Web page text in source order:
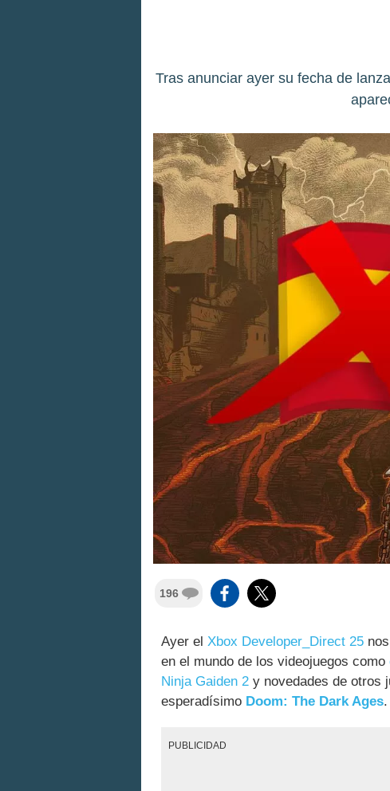
Tras anunciar ayer su fecha de
196
Ayer el Xbox Developer_Direct 25
en el mundo de los videojuegos como
Ninja Gaiden 2 y novedades de otros
esperadísimo Doom: The Dark Ages.
PUBLICIDAD